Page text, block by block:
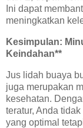
Ini dapat
meningkatkan
Kesimpulan:
Keindahan**
Jus lidah buaya
juga merupakan
kesehatan.
teratur, Anda
yang optimal